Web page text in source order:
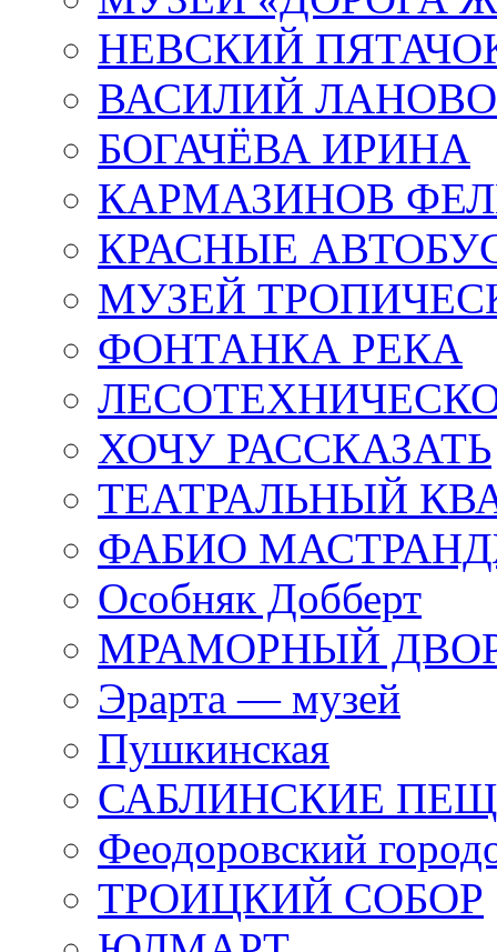
НЕВСКИЙ
ВАСИЛИЙ
БОГАЧЁВА ИРИНА
КАРМАЗИНОВ
КРАСНЫЕ
МУЗЕЙ
ФОНТАНКА РЕКА
ХОЧУ РАССКАЗАТЬ
ТЕАТРАЛЬНЫЙ
ФАБИО
Особняк Добберт
МРАМОРНЫЙ
Эрарта — музей
Пушкинская
САБЛИНСКИЕ
Феодоровский
ТРОИЦКИЙ СОБОР